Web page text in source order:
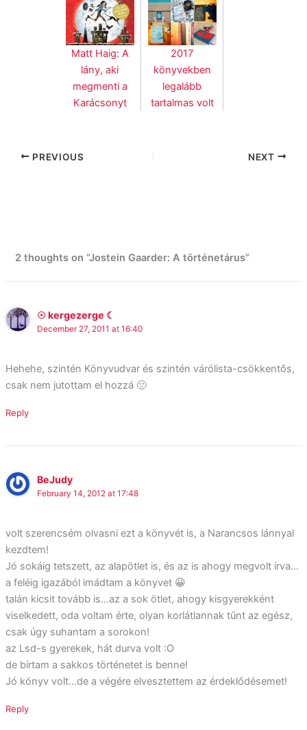
Matt Haig: A
lány, aki
megmenti a
Karácsonyt
2017
könyvekben
legalább
tartalmas volt
PREVIOUS NEXT
2 thoughts on “Jostein Gaarder: A történetárus”
☉ kergezerge ☾
December 27, 2011 at 16:40
Hehehe, szintén Könyvudvar és szintén várólista-csökkentős,
csak nem jutottam el hozzá 🙁
Reply
BeJudy
February 14, 2012 at 17:48
volt szerencsém olvasni ezt a könyvét is, a Narancsos lánnyal
kezdtem!
Jó sokáig tetszett, az alapötlet is, és az is ahogy megvolt írva…
a feléig igazából imádtam a könyvet 😀
talán kicsit tovább is…az a sok ötlet, ahogy kisgyerekként
viselkedett, oda voltam érte, olyan korlátlannak tűnt az egész,
csak úgy suhantam a sorokon!
az Lsd-s gyerekek, hát durva volt :O
de bírtam a sakkos történetet is benne!
Jó könyv volt…de a végére elvesztettem az érdeklődésemet!
Reply